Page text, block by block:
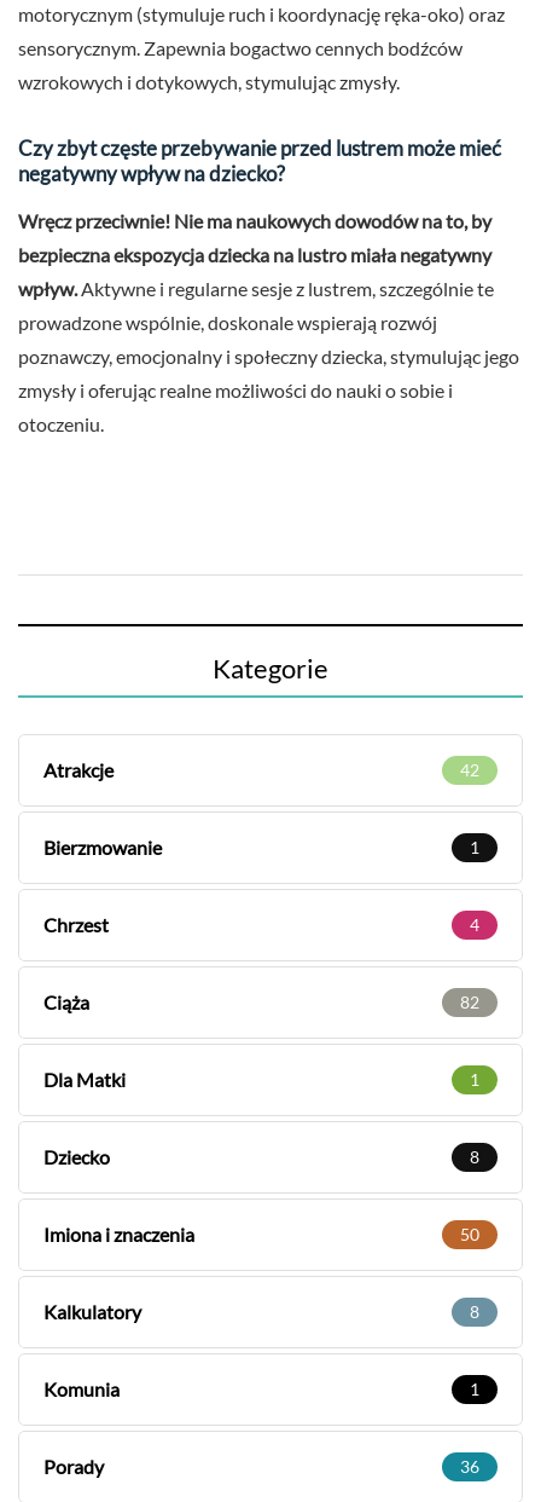
motorycznym (stymuluje ruch i koordynację ręka-oko) oraz
sensorycznym. Zapewnia bogactwo cennych bodźców
wzrokowych i dotykowych, stymulując zmysły.
Czy zbyt częste przebywanie przed lustrem może mieć
negatywny wpływ na dziecko?
Wręcz przeciwnie! Nie ma naukowych dowodów na to, by
bezpieczna ekspozycja dziecka na lustro miała negatywny
wpływ. Aktywne i regularne sesje z lustrem, szczególnie te
prowadzone wspólnie, doskonale wspierają rozwój
poznawczy, emocjonalny i społeczny dziecka, stymulując jego
zmysły i oferując realne możliwości do nauki o sobie i
otoczeniu.
Kategorie
Atrakcje 42
Bierzmowanie 1
Chrzest 4
Ciąża 82
Dla Matki 1
Dziecko 8
Imiona i znaczenia 50
Kalkulatory 8
Komunia 1
Porady 36